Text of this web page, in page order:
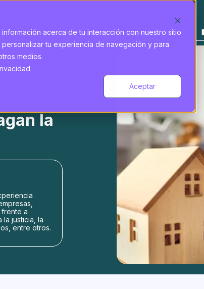
acerca de tu interacción con nuestro sitio
tu experiencia de navegación y para
medios.
Aceptar
la
a
justicia, la
entre otros.